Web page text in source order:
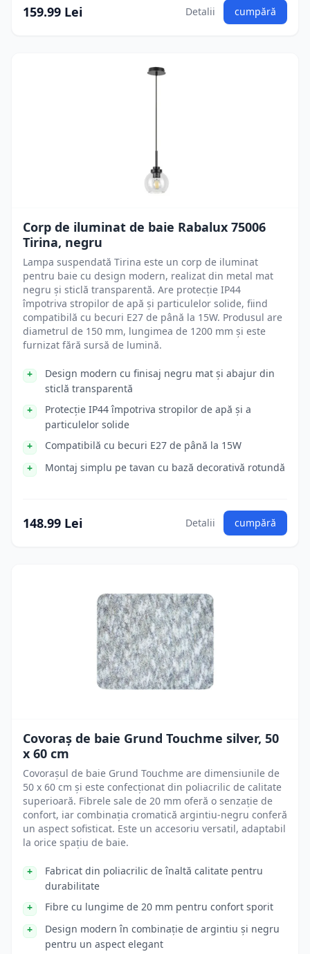
159.99 Lei Detalii cumpără
Corp de iluminat de baie Rabalux 75006
Tirina, negru
Lampa suspendată Tirina este un corp de iluminat
pentru baie cu design modern, realizat din metal mat
negru și sticlă transparentă. Are protecție IP44
împotriva stropilor de apă și particulelor solide, fiind
compatibilă cu becuri E27 de până la 15W. Produsul are
diametrul de 150 mm, lungimea de 1200 mm și este
furnizat fără sursă de lumină.
Design modern cu finisaj negru mat și abajur din
sticlă transparentă
Protecție IP44 împotriva stropilor de apă și a
particulelor solide
Compatibilă cu becuri E27 de până la 15W
Montaj simplu pe tavan cu bază decorativă rotundă
148.99 Lei Detalii cumpără
Covoraș de baie Grund Touchme silver, 50
x 60 cm
Covorașul de baie Grund Touchme are dimensiunile de
50 x 60 cm și este confecționat din poliacrilic de calitate
superioară. Fibrele sale de 20 mm oferă o senzație de
confort, iar combinația cromatică argintiu-negru conferă
un aspect sofisticat. Este un accesoriu versatil, adaptabil
la orice spațiu de baie.
Fabricat din poliacrilic de înaltă calitate pentru
durabilitate
Fibre cu lungime de 20 mm pentru confort sporit
Design modern în combinație de argintiu și negru
pentru un aspect elegant